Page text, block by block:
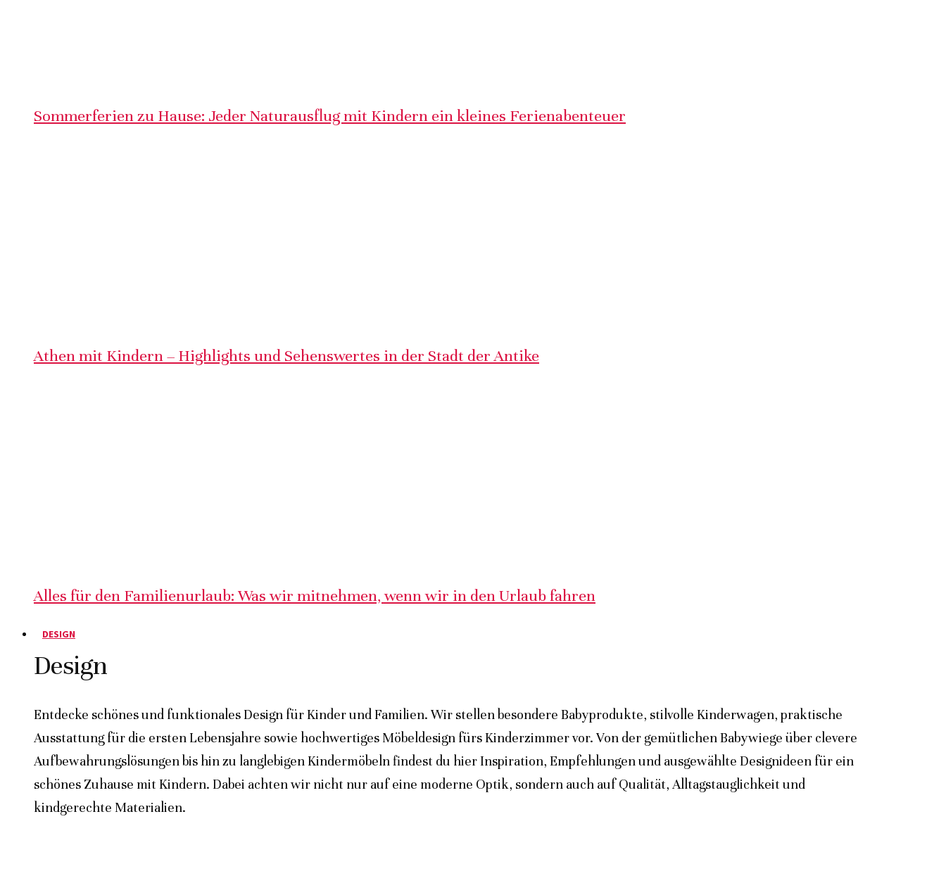
Sommerferien zu Hause: Jeder Naturausflug mit Kindern ein kleines Ferienabenteuer
Athen mit Kindern – Highlights und Sehenswertes in der Stadt der Antike
Alles für den Familienurlaub: Was wir mitnehmen, wenn wir in den Urlaub fahren
DESIGN
Design
Entdecke schönes und funktionales Design für Kinder und Familien. Wir stellen besondere Babyprodukte, stilvolle Kinderwagen, praktische
Ausstattung für die ersten Lebensjahre sowie hochwertiges Möbeldesign fürs Kinderzimmer vor. Von der gemütlichen Babywiege über clevere
Aufbewahrungslösungen bis hin zu langlebigen Kindermöbeln findest du hier Inspiration, Empfehlungen und ausgewählte Designideen für ein
schönes Zuhause mit Kindern. Dabei achten wir nicht nur auf eine moderne Optik, sondern auch auf Qualität, Alltagstauglichkeit und
kindgerechte Materialien.